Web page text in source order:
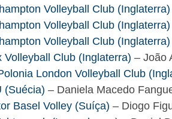
Volleyball Club (Inglaterra)
Volleyball Club (Inglaterra)
Volleyball Club (Inglaterra)
Volleyball Club (Inglaterra) – João
London Volleyball Club
(Suécia) – Daniela Macedo
Basel Volley (Suíça) – Diogo